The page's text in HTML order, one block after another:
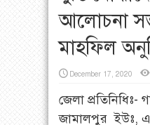
আলোচনা
মাহফিল
December 17, 2020
জেলা প্রতিনিধিঃ-
জামালপুর ইউঃ,